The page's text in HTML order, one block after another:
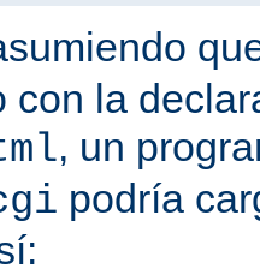
con la
, un
podría